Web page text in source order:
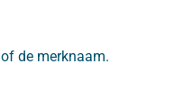
de merknaam.